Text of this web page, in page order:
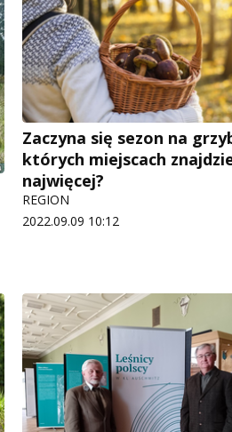
Zaczyna się sezon na
których miejscach
najwięcej?
REGION
2022.09.09 10:12